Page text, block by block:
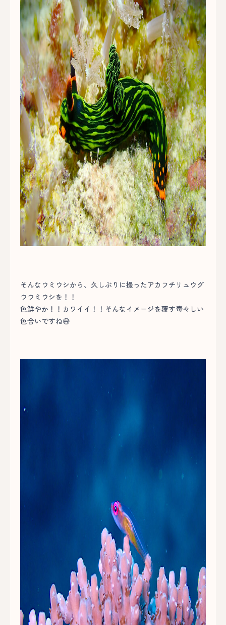
そんなウミウシから、久しぶりに撮ったアカフチリュウグ
ウウミウシを！！
色鮮やか！！カワイイ！！そんなイメージを覆す毒々しい
色合いですね😅